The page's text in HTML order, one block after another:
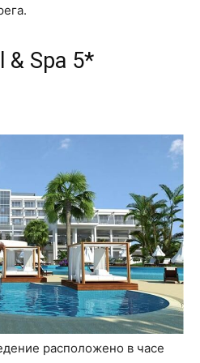
& Spa 5*
расположено в часе